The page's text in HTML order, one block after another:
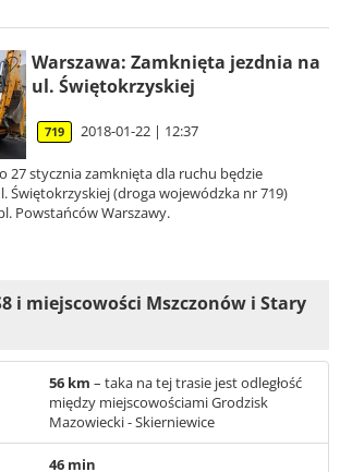
Warszawa: Zamknięta jezdnia na
ul. Świętokrzyskiej
719 2018-01-22 | 12:37
27 stycznia zamknięta dla ruchu będzie
Świętokrzyskiej (droga wojewódzka nr 719)
Powstańców Warszawy.
i miejscowości Mszczonów i Stary
56 km – taka na tej trasie jest odległość
między miejscowościami Grodzisk
Mazowiecki - Skierniewice
46 min